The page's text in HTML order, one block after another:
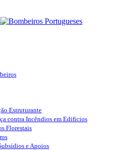
Estruturante
contra Incêndios em Edificios
Florestais
e Apoios